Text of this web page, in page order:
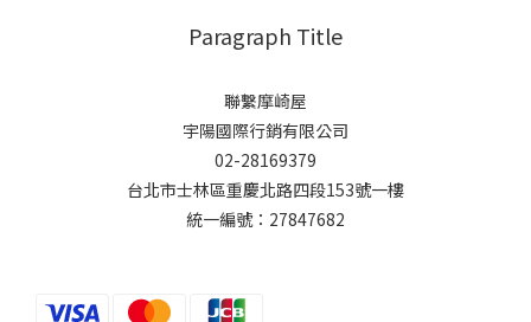
Paragraph Title
聯繫摩崎屋
宇陽國際行銷有限公司
02-28169379
台北市士林區重慶北路四段153號一樓
統一編號：27847682